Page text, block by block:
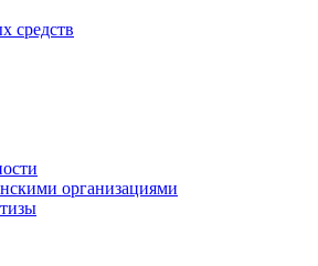
средств
организациями